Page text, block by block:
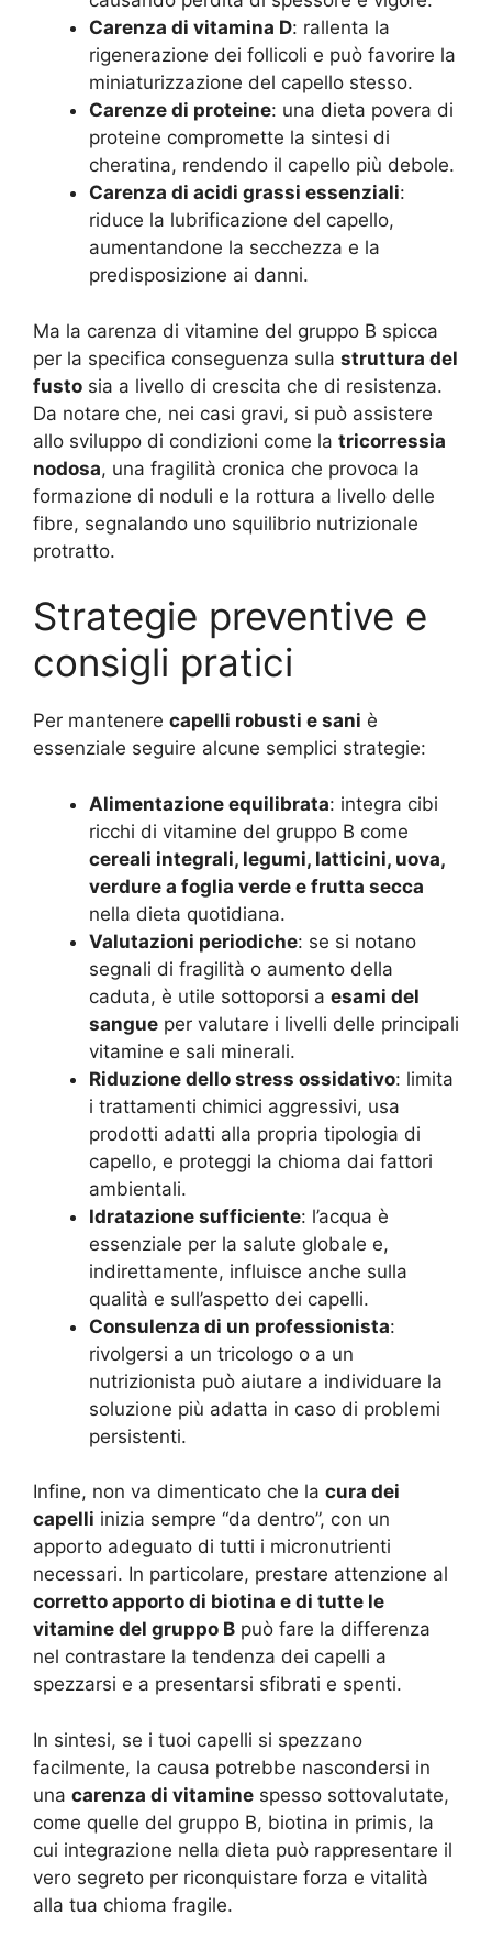
Carenza di vitamina D: rallenta la
rigenerazione dei follicoli e può favorire la
miniaturizzazione del capello stesso.
Carenze di proteine: una dieta povera di
proteine compromette la sintesi di
cheratina, rendendo il capello più debole.
Carenza di acidi grassi essenziali:
riduce la lubrificazione del capello,
aumentandone la secchezza e la
predisposizione ai danni.
Ma la carenza di vitamine del gruppo B spicca
per la specifica conseguenza sulla struttura del
fusto sia a livello di crescita che di resistenza.
Da notare che, nei casi gravi, si può assistere
allo sviluppo di condizioni come la tricorressia
nodosa, una fragilità cronica che provoca la
formazione di noduli e la rottura a livello delle
fibre, segnalando uno squilibrio nutrizionale
protratto.
Strategie preventive e
consigli pratici
Per mantenere capelli robusti e sani è
essenziale seguire alcune semplici strategie:
Alimentazione equilibrata: integra cibi
ricchi di vitamine del gruppo B come
cereali integrali, legumi, latticini, uova,
verdure a foglia verde e frutta secca
nella dieta quotidiana.
Valutazioni periodiche: se si notano
segnali di fragilità o aumento della
caduta, è utile sottoporsi a esami del
sangue per valutare i livelli delle principali
vitamine e sali minerali.
Riduzione dello stress ossidativo: limita
i trattamenti chimici aggressivi, usa
prodotti adatti alla propria tipologia di
capello, e proteggi la chioma dai fattori
ambientali.
Idratazione sufficiente: l’acqua è
essenziale per la salute globale e,
indirettamente, influisce anche sulla
qualità e sull’aspetto dei capelli.
Consulenza di un professionista:
rivolgersi a un tricologo o a un
nutrizionista può aiutare a individuare la
soluzione più adatta in caso di problemi
persistenti.
Infine, non va dimenticato che la cura dei
capelli inizia sempre “da dentro”, con un
apporto adeguato di tutti i micronutrienti
necessari. In particolare, prestare attenzione al
corretto apporto di biotina e di tutte le
vitamine del gruppo B può fare la differenza
nel contrastare la tendenza dei capelli a
spezzarsi e a presentarsi sfibrati e spenti.
In sintesi, se i tuoi capelli si spezzano
facilmente, la causa potrebbe nascondersi in
una carenza di vitamine spesso sottovalutate,
come quelle del gruppo B, biotina in primis, la
cui integrazione nella dieta può rappresentare il
vero segreto per riconquistare forza e vitalità
alla tua chioma fragile.